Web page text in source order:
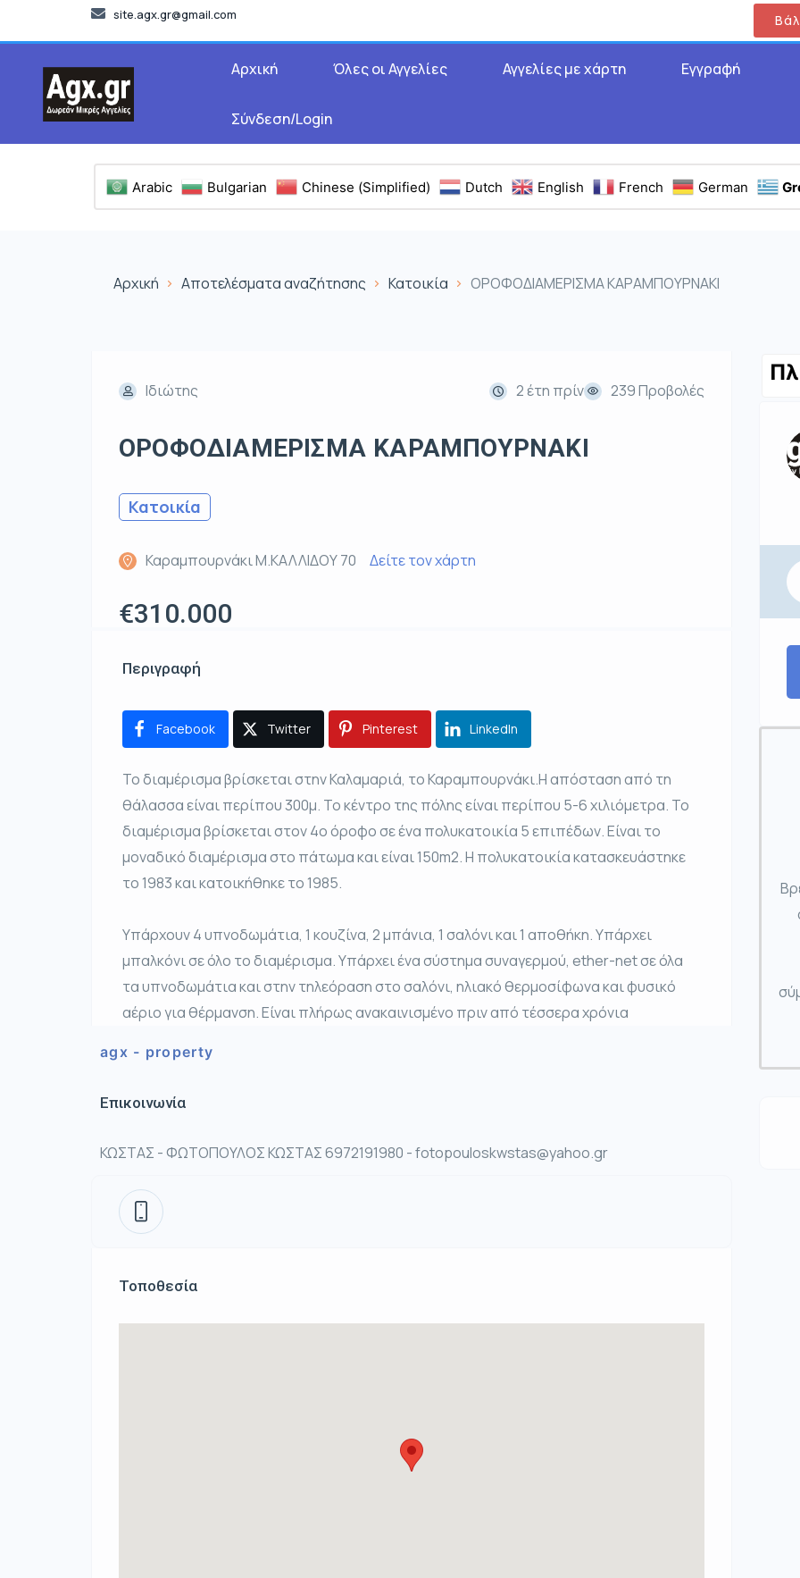
site.agx.gr@gmail.com
Αρχική Όλες οι Αγγελίες Αγγελίες με χάρτη Εγγραφή
Σύνδεση/Login
Arabic Bulgarian Chinese (Simplified) Dutch English French German
Αρχική Αποτελέσματα αναζήτησης Κατοικία ΟΡΟΦΟΔΙΑΜΕΡΙΣΜΑ ΚΑΡΑΜΠΟΥΡΝΑΚΙ
Ιδιώτης
2 έτη πρίν 239 Προβολές
ΟΡΟΦΟΔΙΑΜΕΡΙΣΜΑ ΚΑΡΑΜΠΟΥΡΝΑΚΙ
Κατοικία
Καραμπουρνάκι Μ.ΚΑΛΛΙΔΟΥ 70 Δείτε τον χάρτη
€310.000
Περιγραφή
Facebook Twitter Pinterest LinkedIn
Το διαμέρισμα βρίσκεται στην Καλαμαριά, το Καραμπουρνάκι.Η απόσταση από τη
θάλασσα είναι περίπου 300μ. Το κέντρο της πόλης είναι περίπου 5-6 χιλιόμετρα. Το
διαμέρισμα βρίσκεται στον 4ο όροφο σε ένα πολυκατοικία 5 επιπέδων. Είναι το
μοναδικό διαμέρισμα στο πάτωμα και είναι 150m2. Η πολυκατοικία κατασκευάστηκε
το 1983 και κατοικήθηκε το 1985.
Υπάρχουν 4 υπνοδωμάτια, 1 κουζίνα, 2 μπάνια, 1 σαλόνι και 1 αποθήκη. Υπάρχει
μπαλκόνι σε όλο το διαμέρισμα. Υπάρχει ένα σύστημα συναγερμού, ether-net σε όλα
τα υπνοδωμάτια και στην τηλεόραση στο σαλόνι, ηλιακό θερμοσίφωνα και φυσικό
αέριο για θέρμανση. Είναι πλήρως ανακαινισμένο πριν από τέσσερα χρόνια
agx - property
Επικοινωνία
ΚΩΣΤΑΣ - ΦΩΤΟΠΟΥΛΟΣ ΚΩΣΤΑΣ 6972191980 - fotopouloskwstas@yahoo.gr
Τοποθεσία